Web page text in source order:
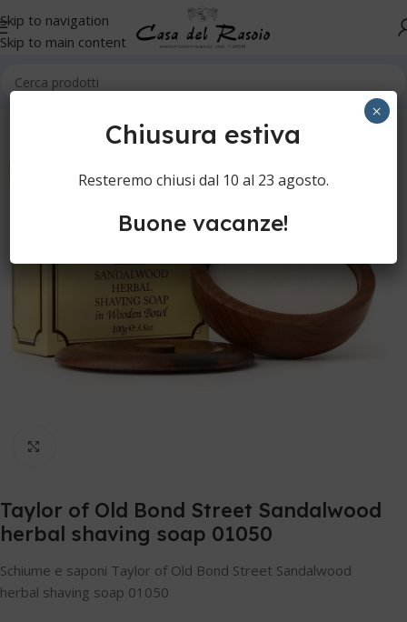
Skip to navigation
Skip to main content
Schiume e saponi
Taylor of Old Bond Street Sandalwood
herbal shaving soap 01050
Schiume e saponi Taylor of Old Bond Street Sandalwood
herbal shaving soap 01050
Chiusura estiva
Resteremo chiusi dal 10 al 23 agosto.
Buone vacanze!
×